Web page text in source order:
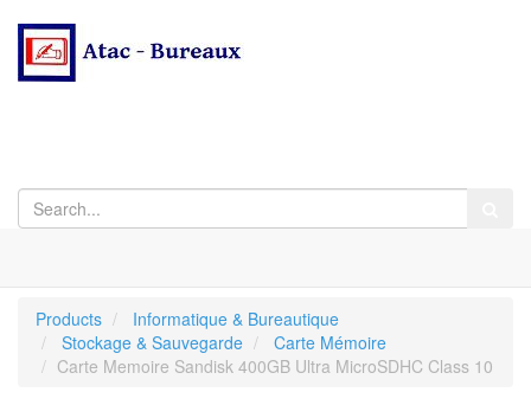
Products
Informatique & Bureautique
Stockage & Sauvegarde
Carte Mémoire
Carte Memoire Sandisk 400GB Ultra MicroSDHC Class 10